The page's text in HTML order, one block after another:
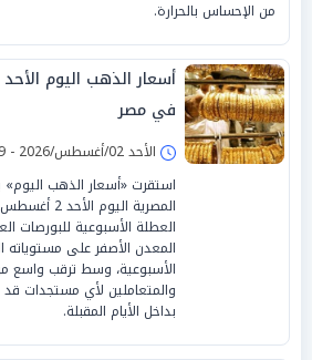
من الإحساس بالحرارة.
في مصر
الأحد 02/أغسطس/2026 - 02:09 م
استقرت «أسعار الذهب اليوم»
العطلة الأسبوعية للبورصات
المعدن الأصفر على مستوياته
الأسبوعية، وسط ترقب واسع
والمتعاملين لأي مستجدات
بداخل الأيام المقبلة.